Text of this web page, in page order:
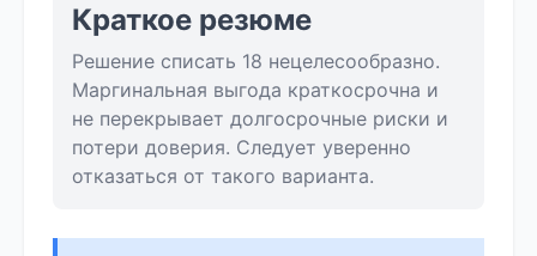
Краткое резюме
Решение списать 18 нецелесообразно.
Маргинальная выгода краткосрочна и
не перекрывает долгосрочные риски и
потери доверия. Следует уверенно
отказаться от такого варианта.